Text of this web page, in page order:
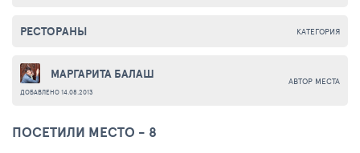
КАТЕГОРИЯ
РЕСТОРАНЫ
АВТОР МЕСТА
МАРГАРИТА БАЛАШ
ДОБАВЛЕНО 14.08.2013
ПОСЕТИЛИ МЕСТО - 8